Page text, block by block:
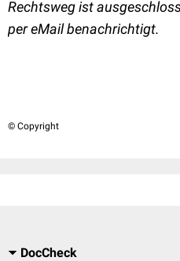
Rechtsweg ist
per eMail benachrichtigt.
© Copyright
DocCheck